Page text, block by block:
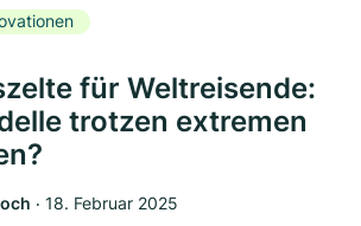
für Weltreisende:
trotzen extremen
‧ 18. Februar 2025